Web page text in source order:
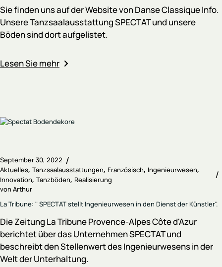
Sie finden uns auf der Website von Danse Classique Info.
Unsere Tanzsaalausstattung SPECTAT und unsere
Böden sind dort aufgelistet.
Lesen Sie mehr
September 30, 2022
Aktuelles Tanzsaalausstattungen Französisch Ingenieurwesen
Innovation Tanzböden Realisierung
von Arthur
La Tribune: " SPECTAT stellt Ingenieurwesen in den Dienst der Künstler".
Die Zeitung La Tribune Provence-Alpes Côte d'Azur
berichtet über das Unternehmen SPECTAT und
beschreibt den Stellenwert des Ingenieurwesens in der
Welt der Unterhaltung.